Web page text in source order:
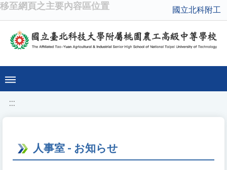
移至網頁之主要內容區位置 國立北科附工
:::
人事室 - お知らせ